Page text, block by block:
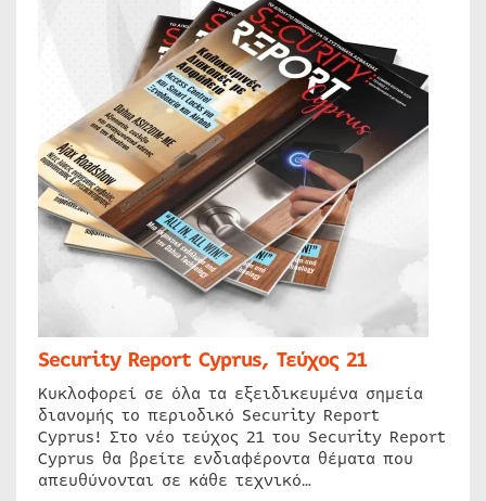
Security Report Cyprus, Τεύχος 21
Κυκλοφορεί σε όλα τα εξειδικευμένα σημεία
διανομής το περιοδικό Security Report
Cyprus! Στο νέο τεύχος 21 του Security Report
Cyprus θα βρείτε ενδιαφέροντα θέματα που
απευθύνονται σε κάθε τεχνικό…